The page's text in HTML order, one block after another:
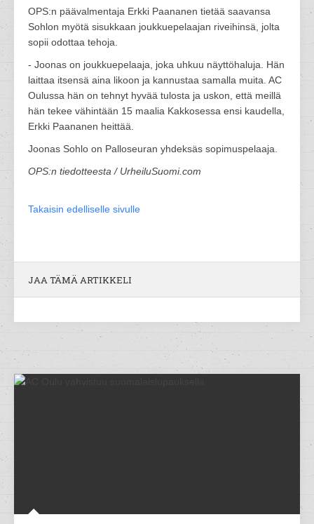
OPS:n päävalmentaja Erkki Paananen tietää saavansa
Sohlon myötä sisukkaan joukkuepelaajan riveihinsä, jolta
sopii odottaa tehoja.
- Joonas on joukkuepelaaja, joka uhkuu näyttöhaluja. Hän
laittaa itsensä aina likoon ja kannustaa samalla muita. AC
Oulussa hän on tehnyt hyvää tulosta ja uskon, että meillä
hän tekee vähintään 15 maalia Kakkosessa ensi kaudella,
Erkki Paananen heittää.
Joonas Sohlo on Palloseuran yhdeksäs sopimuspelaaja.
OPS:n tiedotteesta / UrheiluSuomi.com
Takaisin edelliselle sivulle
JAA TÄMÄ ARTIKKELI